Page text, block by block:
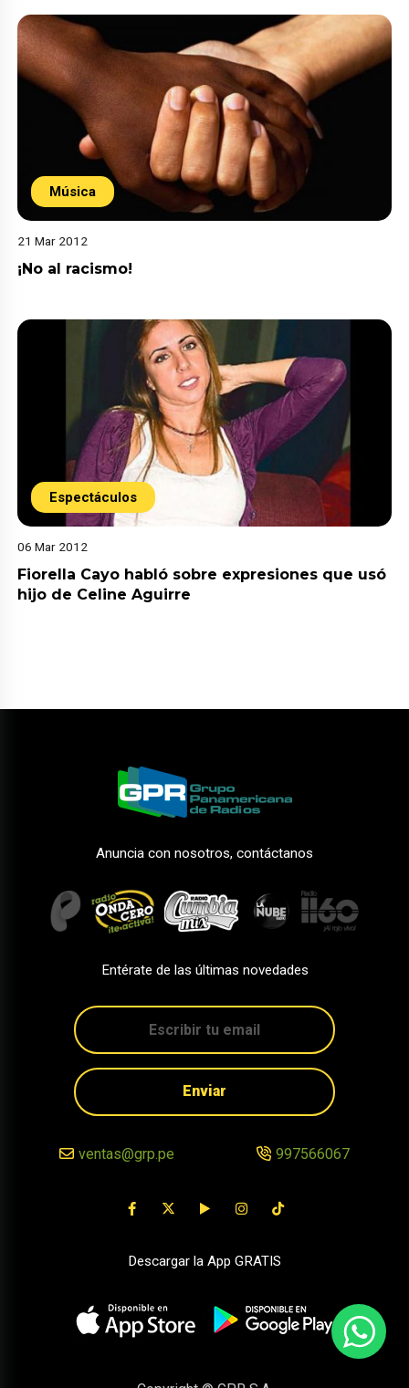
Música
21 Mar 2012
¡No al racismo!
Espectáculos
06 Mar 2012
Fiorella Cayo habló sobre expresiones que usó
hijo de Celine Aguirre
Anuncia con nosotros, contáctanos
Entérate de las últimas novedades
Enviar
ventas@grp.pe 997566067
Descargar la App GRATIS